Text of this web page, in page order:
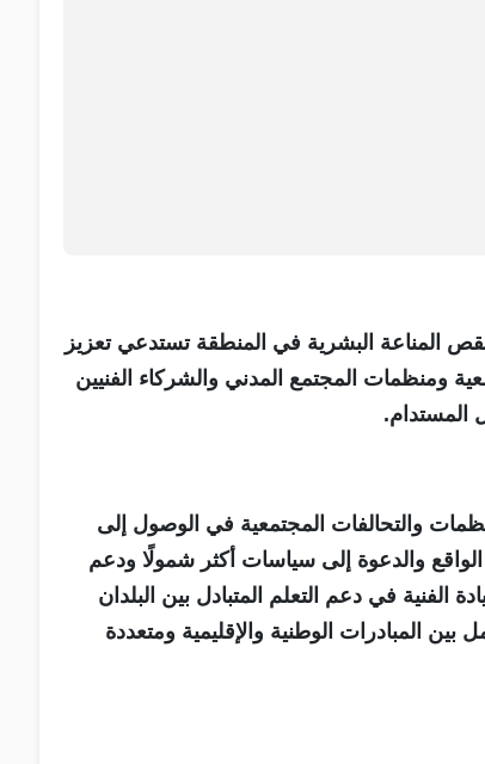
المناعة البشرية في المنطقة تستدعي تعزيز
ومنظمات المجتمع المدني والشركاء الفنيين
المستدام.
والتحالفات المجتمعية في الوصول إلى
الواقع والدعوة إلى سياسات أكثر شمولًا ودعم
الفنية في دعم التعلم المتبادل بين البلدان
المبادرات الوطنية والإقليمية ومتعددة